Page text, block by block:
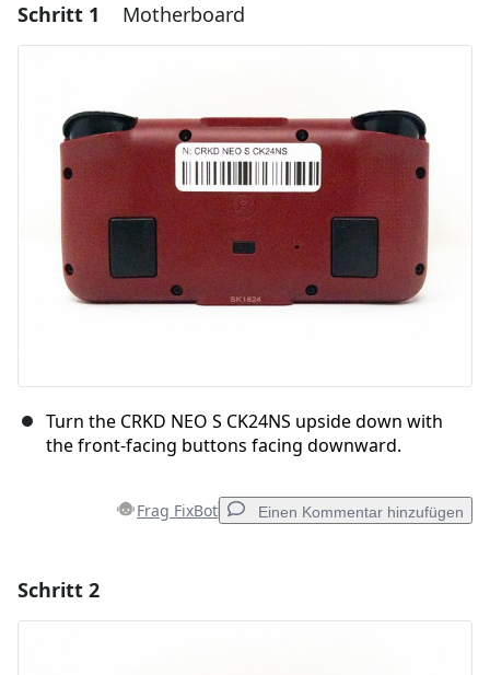
Schritt 1 Motherboard
Turn the CRKD NEO S CK24NS upside down with
the front-facing buttons facing downward.
Frag FixBot Einen Kommentar hinzufügen
Schritt 2